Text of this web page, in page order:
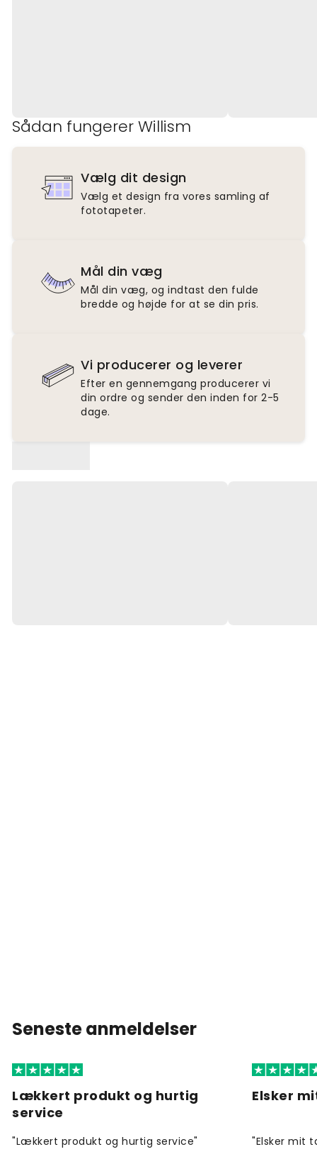
Sådan fungerer Willism
Vælg dit design
Vælg et design fra vores samling af
fototapeter.
Mål din væg
Mål din væg, og indtast den fulde
bredde og højde for at se din pris.
Vi producerer og leverer
Efter en gennemgang producerer vi
din ordre og sender den inden for 2-5
dage.
Seneste anmeldelser
Lækkert produkt og hurtig
service
"Lækkert produkt og hurtig service"
Elsker
"Elsker mit